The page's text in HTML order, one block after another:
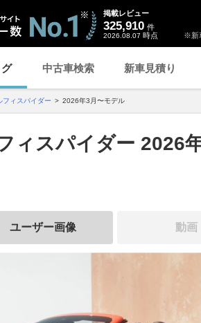
※新
掲載レビュー
325,910 件
2026.08.07 時点
中古車検索 新車見積り
フィスパイダー 2026年3月〜モデル
ィスパイダー 2026
ユーザー画像 動画